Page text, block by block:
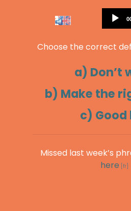
Choose the correct
a) Don’t
b) Make the
c) Good
Missed last week’s
here